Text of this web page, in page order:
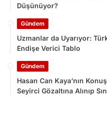
Düşünüyor?
Gündem
Uzmanlar da Uyarıyor:
Endişe Verici Tablo
Gündem
Hasan Can Kaya’nın
Seyirci Gözaltına Alınıp